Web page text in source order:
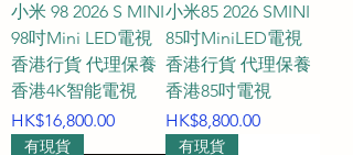
小米 98 2026 S MINI
98吋Mini LED電視
香港行貨 代理保養
香港4K智能電視
價格
HK$16,800.00
小米85 2026 SMINI
85吋MiniLED電視
香港行貨 代理保養
香港85吋電視
價格
HK$8,800.00
有現貨 有現貨